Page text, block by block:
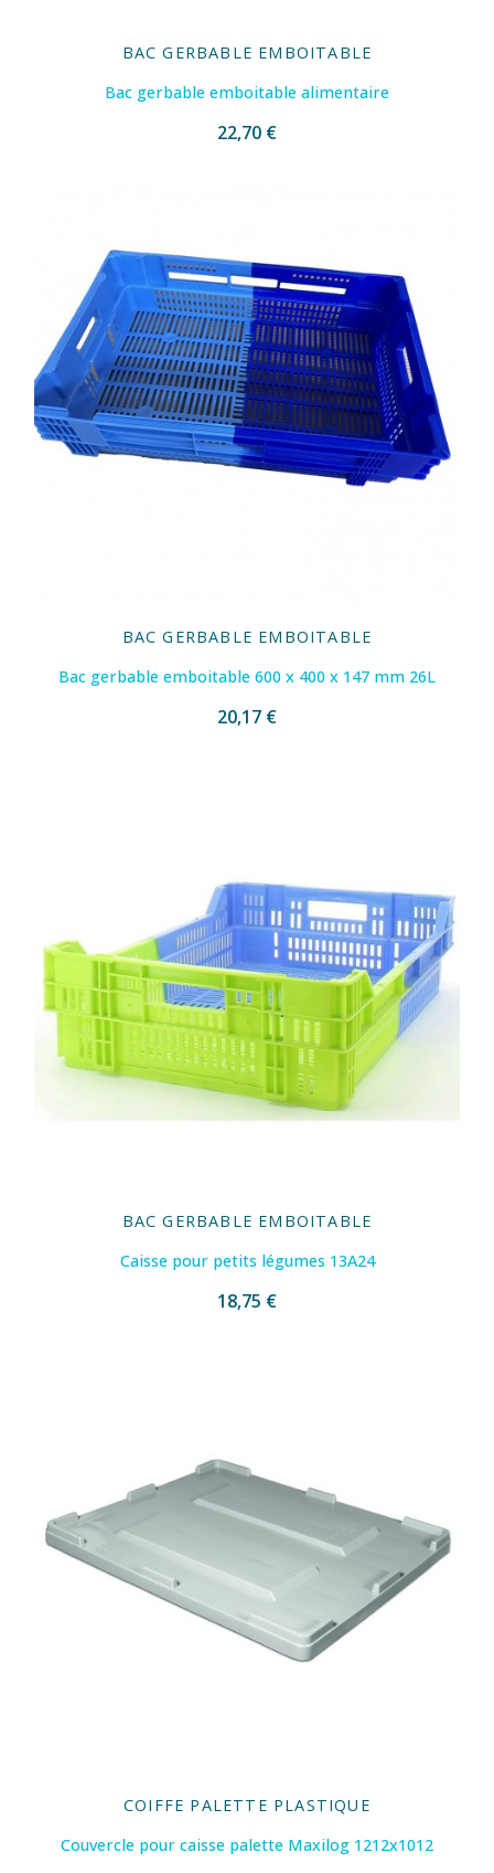
BAC GERBABLE EMBOITABLE
Bac gerbable emboitable alimentaire
22,70 €
BAC GERBABLE EMBOITABLE
Bac gerbable emboitable 600 x 400 x 147 mm 26L
20,17 €
BAC GERBABLE EMBOITABLE
Caisse pour petits légumes 13A24
18,75 €
COIFFE PALETTE PLASTIQUE
Couvercle pour caisse palette Maxilog 1212x1012